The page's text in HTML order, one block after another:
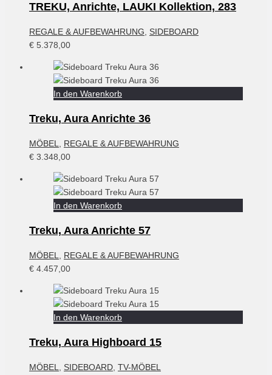
TREKU, Anrichte, LAUKI Kollektion, 283
REGALE & AUFBEWAHRUNG
SIDEBOARD
€ 5.378,00
In den Warenkorb
Treku, Aura Anrichte 36
MÖBEL
REGALE & AUFBEWAHRUNG
€ 3.348,00
In den Warenkorb
Treku, Aura Anrichte 57
MÖBEL
REGALE & AUFBEWAHRUNG
€ 4.457,00
In den Warenkorb
Treku, Aura Highboard 15
MÖBEL SIDEBOARD TV-MÖBEL